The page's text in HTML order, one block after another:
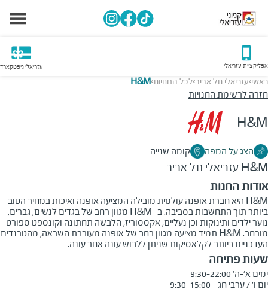
אפליקציית עזריאלי עזריאלי גיפטקארד
ראשי>עזריאלי תל אביב>לכל החנויות>
H&M
חזרה לרשימת החנויות
H&M
הצג על המפה קומה שנייה
H&M עזריאלי תל אביב
אודות החנות
H&M היא חברת אופנה עולמית מובילה המציעה אופנה ואיכות במחיר הטוב
ביותר תוך התחשבות בסביבה. ב- H&M מגוון רחב של בגדים לנשים, גברים,
נוער ילדים ותינוקות וכן נעליים, אקססוריז, הלבשה תחתונה וקונספט ספורט
מורחב. H&M תמיד מציעה מגוון רחב של אופנה מעוררת השראה, מהטרנדים
העדכניים ביותר לקלאסיקות שניתן ללבוש עונה אחר עונה.
שעות פתיחה